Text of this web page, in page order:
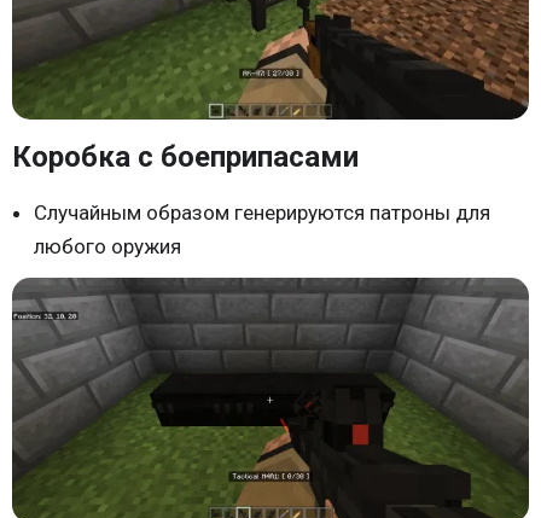
Коробка с боеприпасами
Случайным образом генерируются патроны для
любого оружия